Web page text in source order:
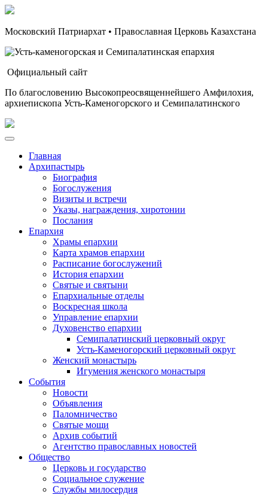
Московский Патриархат • Православная Церковь Казахстана
Официальный сайт
По благословению Высокопреосвященнейшего Амфилохия,
архиепископа Усть-Каменогорского и Семипалатинского
Главная
Архипастырь
Биография
Богослужения
Визиты и встречи
Указы, награждения, хиротонии
Послания
Епархия
Храмы епархии
Карта храмов епархии
Расписание богослужений
История епархии
Святые и святыни
Епархиальные отделы
Воскресная школа
Управление епархии
Духовенство епархии
Семипалатинский церковный округ
Усть-Каменогорский церковный округ
Женский монастырь
Игумения женского монастыря
События
Новости
Объявления
Паломничество
Святые мощи
Архив событий
Агентство православных новостей
Общество
Церковь и государство
Социальное служение
Службы милосердия